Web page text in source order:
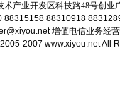
术产业开发区科技路48号创业
88315158 88310918
增值电信业务经营
2007 www.xiyou.net All